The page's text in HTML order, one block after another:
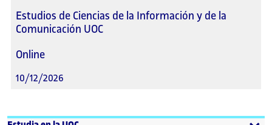
Estudios de Ciencias de la Información y de la
Comunicación UOC
Online
10/12/2026